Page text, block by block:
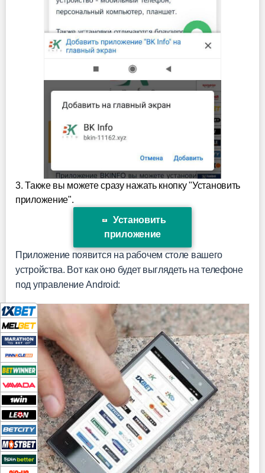
3. Также вы можете сразу нажать кнопку "Установить
приложение".
Установить
приложение
Приложение появится на рабочем столе вашего
устройства. Вот как оно будет выглядеть на телефоне
под управление Android: